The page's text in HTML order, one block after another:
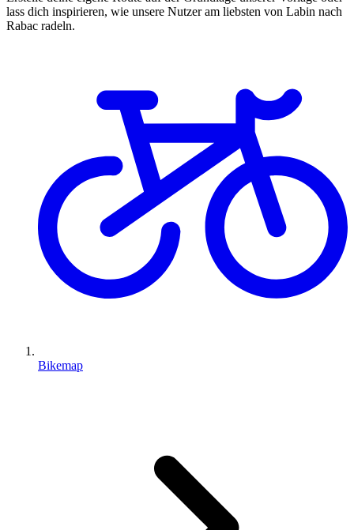
lass dich inspirieren, wie unsere Nutzer am liebsten von Labin nach
Rabac radeln.
Bikemap